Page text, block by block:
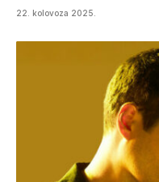
22. kolovoza 2025.